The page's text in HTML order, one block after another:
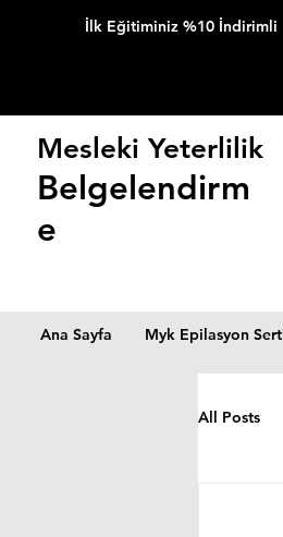
İlk Eğitiminiz %10 İndirimli
Mesleki Yeterlilik
Belgelendirm
e
Ana Sayfa Myk Epilasyon
All Posts